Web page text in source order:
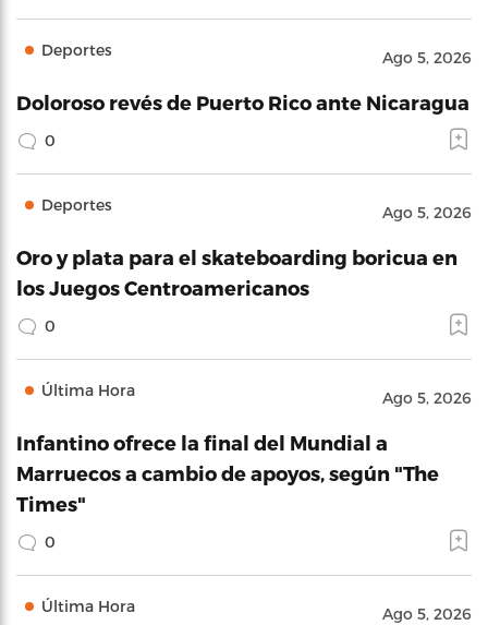
Deportes Ago 5, 2026
Doloroso revés de Puerto Rico ante Nicaragua
0
Deportes Ago 5, 2026
Oro y plata para el skateboarding boricua en
los Juegos Centroamericanos
0
Última Hora Ago 5, 2026
Infantino ofrece la final del Mundial a
Marruecos a cambio de apoyos, según "The
Times"
0
Última Hora Ago 5, 2026